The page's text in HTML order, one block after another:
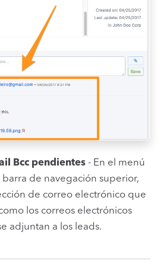
Bcc pendientes - En el menú
barra de navegación superior,
de correo electrónico que
los correos electrónicos
adjuntan a los leads.